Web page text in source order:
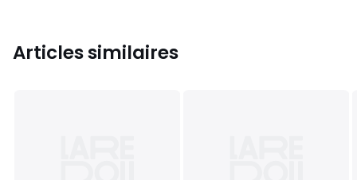
Articles similaires